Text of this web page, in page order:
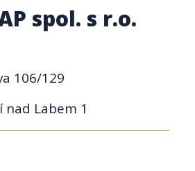
spol. s r.o.
106/129
nad Labem 1